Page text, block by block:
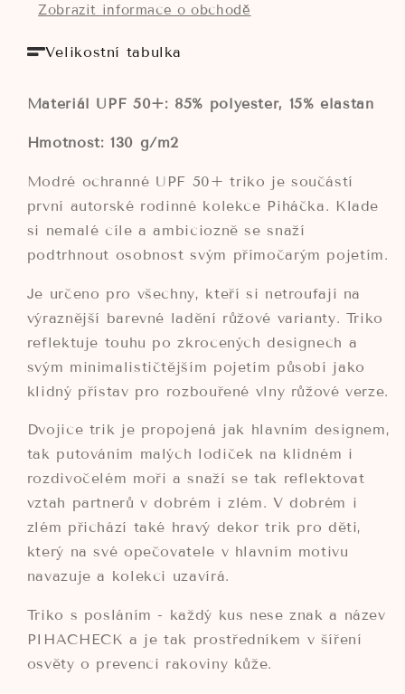
Zobrazit informace o obchodě
Velikostní tabulka
Materiál UPF 50+: 85% polyester, 15% elastan
Hmotnost: 130 g/m2
Modré ochranné UPF 50+ triko je součástí
první autorské rodinné kolekce Piháčka. Klade
si nemalé cíle a ambiciozně se snaží
podtrhnout osobnost svým přímočarým pojetím.
Je určeno pro všechny, kteří si netroufají na
výraznější barevné ladění růžové varianty. Triko
reflektuje touhu po zkrocených designech a
svým minimalističtějším pojetím působí jako
klidný přístav pro rozbouřené vlny růžové verze.
Dvojice trik je propojená jak hlavním designem,
tak putováním malých lodiček na klidném i
rozdivočelém moři a snaží se tak reflektovat
vztah partnerů v dobrém i zlém. V dobrém i
zlém přichází také hravý dekor trik pro děti,
který na své opečovatele v hlavním motivu
navazuje a kolekci uzavírá.
Triko s posláním - každý kus nese znak a název
PIHACHECK a je tak prostředníkem v šíření
osvěty o prevenci rakoviny kůže.